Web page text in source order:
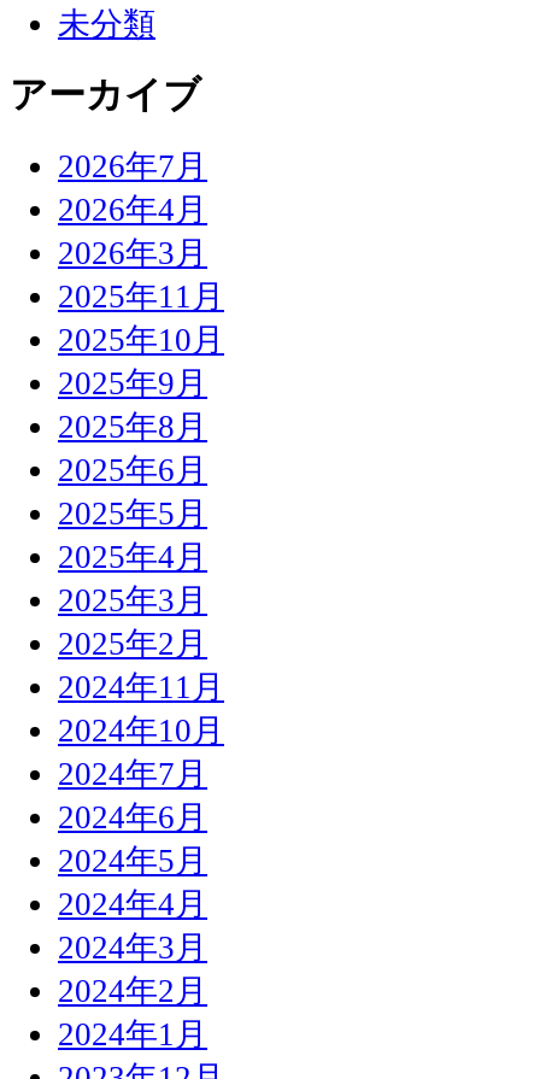
未分類
アーカイブ
2026年7月
2026年4月
2026年3月
2025年11月
2025年10月
2025年9月
2025年8月
2025年6月
2025年5月
2025年4月
2025年3月
2025年2月
2024年11月
2024年10月
2024年7月
2024年6月
2024年5月
2024年4月
2024年3月
2024年2月
2024年1月